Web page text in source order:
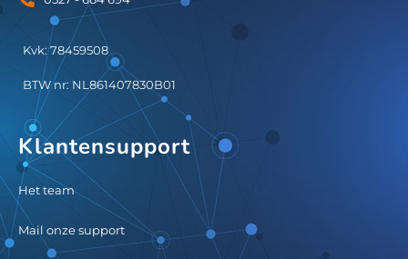
Kvk: 78459508
BTW nr: NL861407830B01
Klantensupport
Het team
Mail onze support